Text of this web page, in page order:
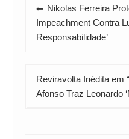
de
Post
Nikolas Ferreira
Impeachment Contra
Responsabilidade’
Reviravolta Inédita em
Afonso Traz Leonardo